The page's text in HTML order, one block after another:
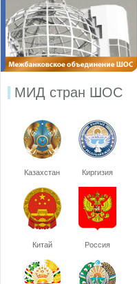
МИД стран ШОС
Казахстан Киргизия
Китай Россия